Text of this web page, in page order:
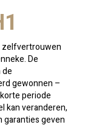
zelfvertrouwen
De
gewonnen –
periode
kan veranderen,
garanties geven